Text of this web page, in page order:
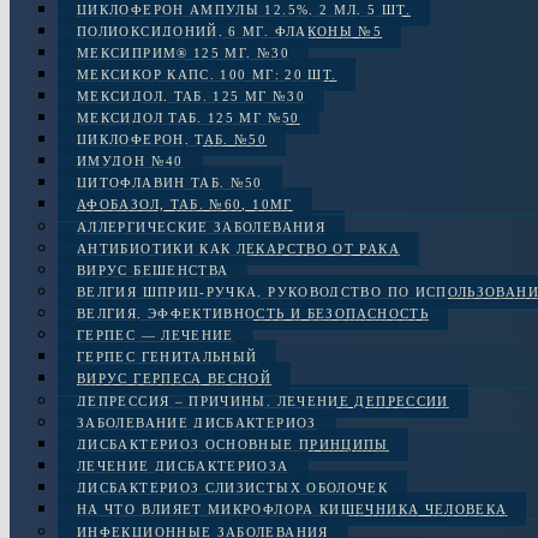
ЦИКЛОФЕРОН АМПУЛЫ 12.5%, 2 МЛ, 5 ШТ.
ПОЛИОКСИДОНИЙ, 6 МГ. ФЛАКОНЫ №5
МЕКСИПРИМ® 125 МГ, №30
МЕКСИКОР КАПС. 100 МГ: 20 ШТ.
МЕКСИДОЛ, ТАБ. 125 МГ №30
МЕКСИДОЛ ТАБ. 125 МГ №50
ЦИКЛОФЕРОН, ТАБ. №50
ИМУДОН №40
ЦИТОФЛАВИН ТАБ. №50
АФОБАЗОЛ, ТАБ. №60, 10МГ
АЛЛЕРГИЧЕСКИЕ ЗАБОЛЕВАНИЯ
АНТИБИОТИКИ КАК ЛЕКАРСТВО ОТ РАКА
ВИРУС БЕШЕНСТВА
ВЕЛГИЯ ШПРИЦ-РУЧКА, РУКОВОДСТВО ПО
ВЕЛГИЯ, ЭФФЕКТИВНОСТЬ И БЕЗОПАСНОСТЬ
ГЕРПЕС — ЛЕЧЕНИЕ
ГЕРПЕС ГЕНИТАЛЬНЫЙ
ВИРУС ГЕРПЕСА ВЕСНОЙ
ДЕПРЕССИЯ – ПРИЧИНЫ. ЛЕЧЕНИЕ ДЕПРЕССИИ
ЗАБОЛЕВАНИЕ ДИСБАКТЕРИОЗ
ДИСБАКТЕРИОЗ ОСНОВНЫЕ ПРИНЦИПЫ
ЛЕЧЕНИЕ ДИСБАКТЕРИОЗА
ДИСБАКТЕРИОЗ СЛИЗИСТЫХ ОБОЛОЧЕК
НА ЧТО ВЛИЯЕТ МИКРОФЛОРА КИШЕЧНИКА ЧЕЛОВЕКА
ИНФЕКЦИОННЫЕ ЗАБОЛЕВАНИЯ